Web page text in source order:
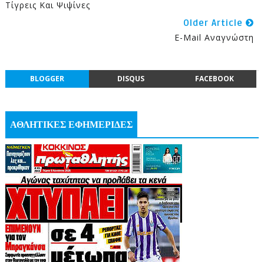
Τίγρεις Και Ψιψίνες
Older Article
E-Mail Αναγνώστη
BLOGGER DISQUS FACEBOOK
ΑΘΛΗΤΙΚΕΣ ΕΦΗΜΕΡΙΔΕΣ